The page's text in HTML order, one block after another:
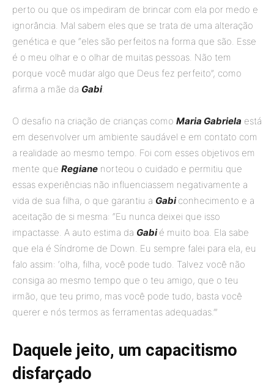
perto ou que os impediram de brincar com ela por medo e
ignorância. Mal sabem eles que se trata de uma alteração
genética e que “eles são perfeitos na forma que são. Esse
é o meu olhar e o olhar de muitas pessoas. Não tem
porque você mudar algo que Deus fez perfeito”, como
afirma a mãe da Gabi.
O desafio na criação de crianças como Maria Gabriela está
em desenvolver um ambiente saudável e em contato com
a realidade ao mesmo tempo. Foi com esses objetivos em
mente que Regiane norteou o cuidado e permitiu que
essas experiências não influenciassem negativamente a
vida de sua filha, o que garantiu a Gabiconhecimento e a
aceitação de si mesma: “Eu nunca deixei que isso
impactasse. A auto estima da Gabié muito boa. Ela sabe
que ela é Síndrome de Down. Eu sempre falei para ela, eu
falo assim: ‘olha, filha, você pode tudo. Talvez você não
consiga ao mesmo tempo que o teu amigo, que o teu
irmão, que teu primo, mas você pode tudo, basta você
querer e nós termos as ferramentas adequadas.’”
Daquele jeito, um capacitismo
disfarçado